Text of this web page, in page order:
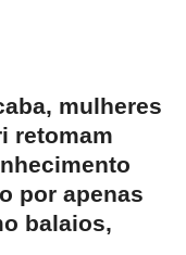
mulheres
retomam
por apenas
balaios,